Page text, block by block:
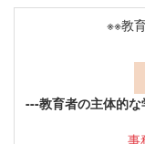
※※教
---教育者の主体的
事